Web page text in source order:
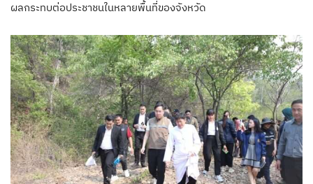
ผลกระทบต่อประชาชนในหลายพื้นที่ของจังหวัด